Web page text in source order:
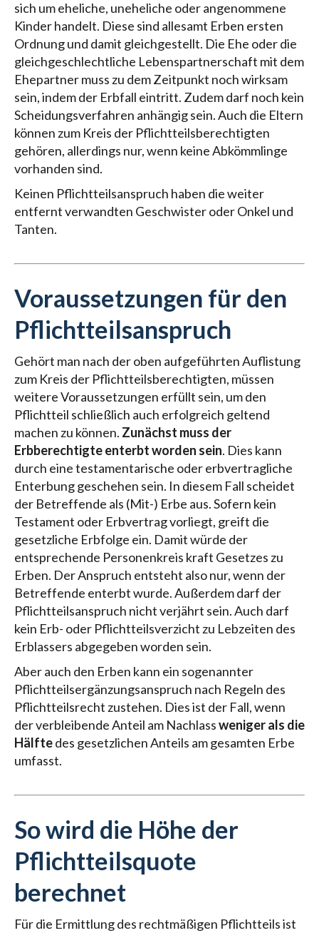
sich um eheliche, uneheliche oder angenommene
Kinder handelt. Diese sind allesamt Erben ersten
Ordnung und damit gleichgestellt. Die Ehe oder die
gleichgeschlechtliche Lebenspartnerschaft mit dem
Ehepartner muss zu dem Zeitpunkt noch wirksam
sein, indem der Erbfall eintritt. Zudem darf noch kein
Scheidungsverfahren anhängig sein. Auch die Eltern
können zum Kreis der Pflichtteilsberechtigten
gehören, allerdings nur, wenn keine Abkömmlinge
vorhanden sind.
Keinen Pflichtteilsanspruch haben die weiter
entfernt verwandten Geschwister oder Onkel und
Tanten.
Voraussetzungen für den
Pflichtteilsanspruch
Gehört man nach der oben aufgeführten Auflistung
zum Kreis der Pflichtteilsberechtigten, müssen
weitere Voraussetzungen erfüllt sein, um den
Pflichtteil schließlich auch erfolgreich geltend
machen zu können. Zunächst muss der
Erbberechtigte enterbt worden sein. Dies kann
durch eine testamentarische oder erbvertragliche
Enterbung geschehen sein. In diesem Fall scheidet
der Betreffende als (Mit-) Erbe aus. Sofern kein
Testament oder Erbvertrag vorliegt, greift die
gesetzliche Erbfolge ein. Damit würde der
entsprechende Personenkreis kraft Gesetzes zu
Erben. Der Anspruch entsteht also nur, wenn der
Betreffende enterbt wurde. Außerdem darf der
Pflichtteilsanspruch nicht verjährt sein. Auch darf
kein Erb- oder Pflichtteilsverzicht zu Lebzeiten des
Erblassers abgegeben worden sein.
Aber auch den Erben kann ein sogenannter
Pflichtteilsergänzungsanspruch nach Regeln des
Pflichtteilsrecht zustehen. Dies ist der Fall, wenn
der verbleibende Anteil am Nachlassweniger als die
Hälftedes gesetzlichen Anteils am gesamten Erbe
umfasst.
So wird die Höhe der
Pflichtteilsquote
berechnet
Für die Ermittlung des rechtmäßigen Pflichtteils ist